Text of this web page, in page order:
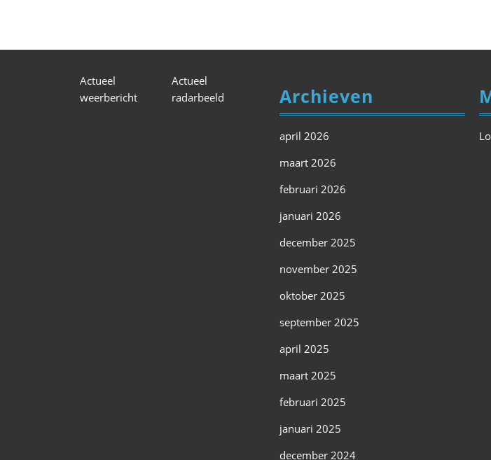
Actueel
weerbericht
Actueel
radarbeeld
Archieven
april 2026
maart 2026
februari 2026
januari 2026
december 2025
november 2025
oktober 2025
september 2025
april 2025
maart 2025
februari 2025
januari 2025
december 2024